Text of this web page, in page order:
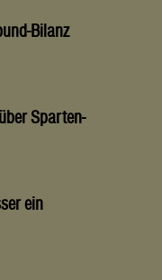
Bilanz
Sparten-
ein